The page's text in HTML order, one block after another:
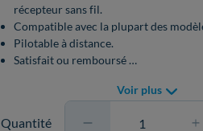
récepteur sans fil.
Compatible avec la plupart des
Pilotable à distance.
Satisfait ou remboursé …
Voir plus
Quantité